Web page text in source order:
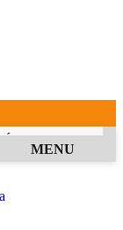
QUE CHEGAM
MENU